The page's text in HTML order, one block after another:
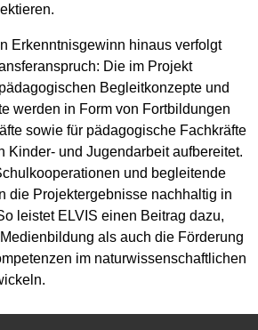
Erkenntnisgewinn hinaus verfolgt
Die im Projekt
Begleitkonzepte und
werden in Form von Fortbildungen
sowie für pädagogische Fachkräfte
Kinder- und Jugendarbeit aufbereitet.
und begleitende
die Projektergebnisse nachhaltig in
leistet ELVIS einen Beitrag dazu,
als auch die Förderung
im naturwissenschaftlichen